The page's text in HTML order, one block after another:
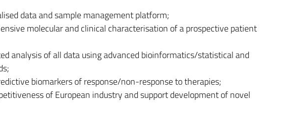
data and sample management platform;
molecular and clinical characterisation of a prospective patient
analysis of all data using advanced bioinformatics/statistical and
biomarkers of response/non-response to therapies;
of European industry and support development of novel